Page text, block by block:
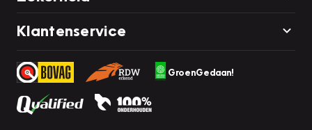
Klantenservice
GroenGedaan!